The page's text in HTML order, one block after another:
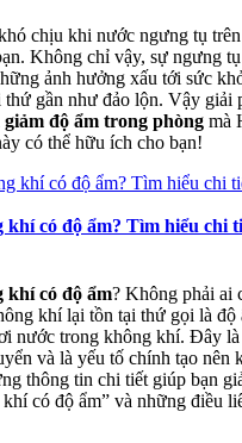
chịu khi nước ngưng tụ
Không chỉ vậy, sự ngưng
ảnh hưởng xấu tới sức
gần như đảo lộn. Vậy giải
giảm độ ẩm trong phòng mà
có thể hữu ích cho bạn!
khí có độ ẩm? Tìm hiểu chi
khí có độ ẩm? Không phải ai
khí lại tồn tại thứ gọi là
nước trong không khí. Đây
và là yếu tố chính tạo nên
thông tin chi tiết giúp bạn
có độ ẩm” và những điều